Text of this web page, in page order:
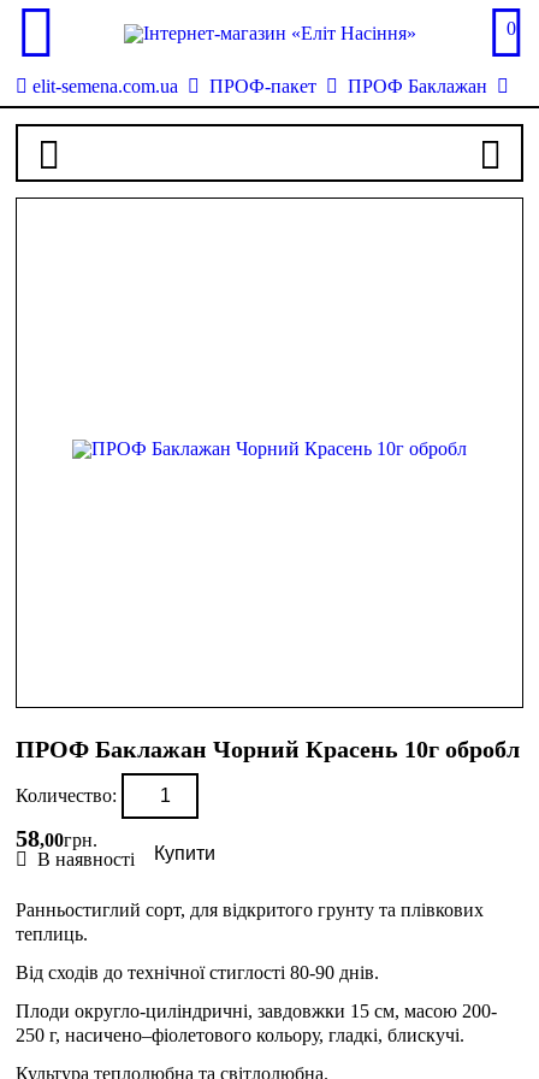
0
elit-semena.com.ua ПРОФ-пакет ПРОФ Баклажан
ПРОФ Баклажан Чорний Красень 10г обробл
Количество:
58,00грн.
В наявності
Купити
Ранньостиглий сорт, для відкритого грунту та плівкових
теплиць.
Від сходів до технічної стиглості 80-90 днів.
Плоди округло-циліндричні, завдовжки 15 см, масою 200-
250 г, насичено–фіолетового кольору, гладкі, блискучі.
Культура теплолюбна та світлолюбна.